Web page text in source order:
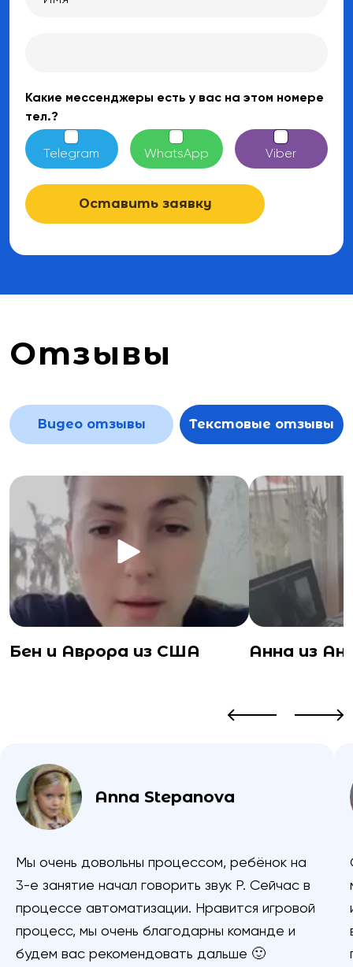
Какие мессенджеры есть у вас на этом номере
тел.?
Telegram WhatsApp Viber
Оставить заявку
Отзывы
Видео отзывы Текстовые отзывы
Бен и Аврора из США Анна из
Anna Stepanova
Мы очень довольны процессом, ребёнок на
3-е занятие начал говорить звук Р. Сейчас в
процессе автоматизации. Нравится игровой
процесс, мы очень благодарны команде и
будем вас рекомендовать дальше 🙂